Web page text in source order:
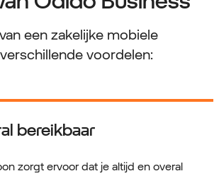
een zakelijke mobiele
voordelen:
bereikbaar
zorgt ervoor dat je altijd en overal